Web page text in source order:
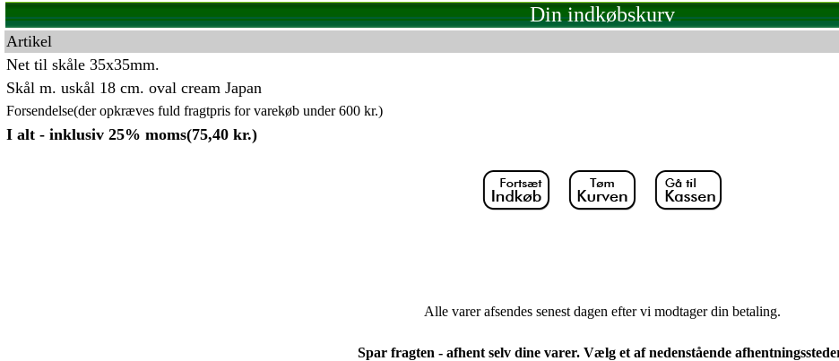
Din indkøbskurv
Artikel
Net til skåle 35x35mm.
Skål m. uskål 18 cm. oval cream Japan
Forsendelse(der opkræves fuld fragtpris for varekøb under 600 kr.)
I alt - inklusiv 25% moms(75,40 kr.)
Alle varer afsendes senest dagen efter vi modtager din betaling.
Spar fragten - afhent selv dine varer. Vælg et af nedenstående